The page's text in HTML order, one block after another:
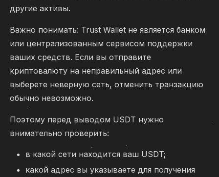
другие активы.
Важно понимать: Trust Wallet не является банком
или централизованным сервисом поддержки
ваших средств. Если вы отправите
криптовалюту на неправильный адрес или
выберете неверную сеть, отменить транзакцию
обычно невозможно.
Поэтому перед выводом USDT нужно
внимательно проверить:
в какой сети находится ваш USDT;
какой адрес вы указываете для получения